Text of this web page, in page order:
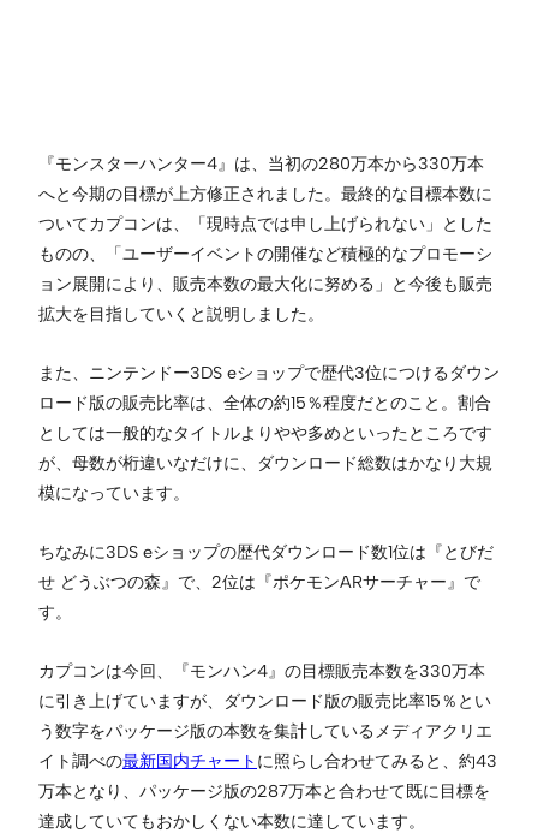
『モンスターハンター4』は、当初の280万本から330万本
へと今期の目標が上方修正されました。最終的な目標本数に
ついてカプコンは、「現時点では申し上げられない」とした
ものの、「ユーザーイベントの開催など積極的なプロモーシ
ョン展開により、販売本数の最大化に努める」と今後も販売
拡大を目指していくと説明しました。
また、ニンテンドー3DS eショップで歴代3位につけるダウン
ロード版の販売比率は、全体の約15％程度だとのこと。割合
としては一般的なタイトルよりやや多めといったところです
が、母数が桁違いなだけに、ダウンロード総数はかなり大規
模になっています。
ちなみに3DS eショップの歴代ダウンロード数1位は『とびだ
せ どうぶつの森』で、2位は『ポケモンARサーチャー』で
す。
カプコンは今回、『モンハン4』の目標販売本数を330万本
に引き上げていますが、ダウンロード版の販売比率15％とい
う数字をパッケージ版の本数を集計しているメディアクリエ
イト調べの最新国内チャート に照らし合わせてみると、約43
万本となり、パッケージ版の287万本と合わせて既に目標を
達成していてもおかしくない本数に達しています。